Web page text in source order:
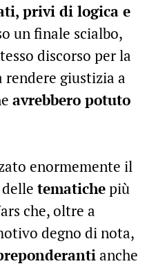
privi di logica e
un finale scialbo,
discorso per la
rendere giustizia a
avrebbero potuto
enormemente il
tematichepiù
che, oltre a
degno di nota,
anche